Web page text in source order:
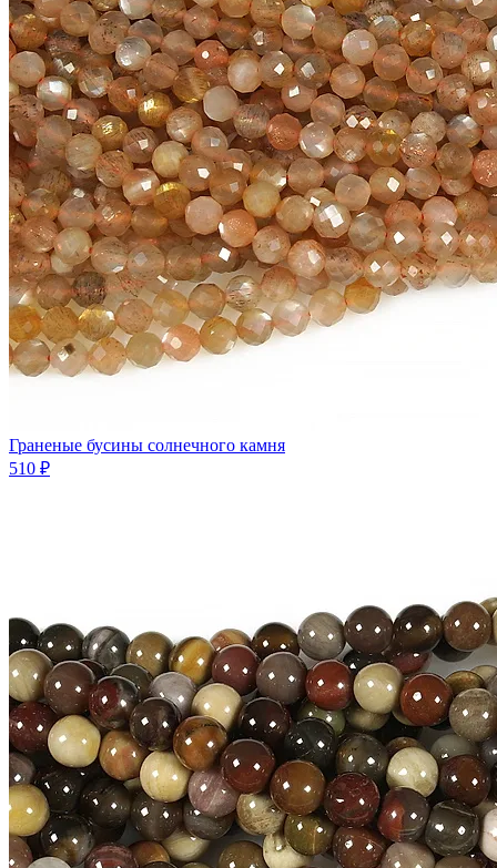
Граненые бусины солнечного камня
510 ₽